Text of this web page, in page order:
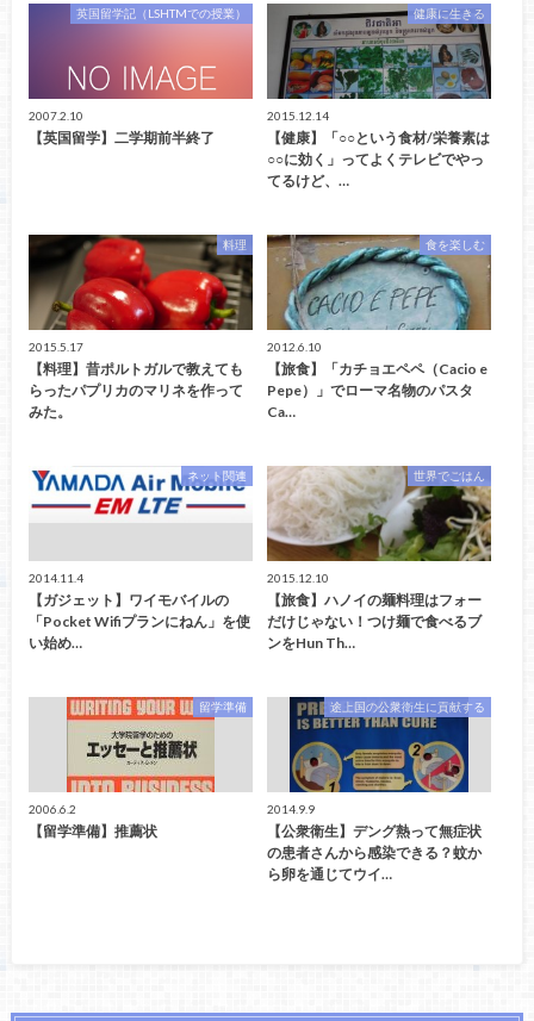
英国留学記（LSHTMでの授業）
2007.2.10
【英国留学】二学期前半終了
健康に生きる
2015.12.14
【健康】「○○という食材/栄養素は
○○に効く」ってよくテレビでやっ
てるけど、…
料理
2015.5.17
【料理】昔ポルトガルで教えても
らったパプリカのマリネを作って
みた。
食を楽しむ
2012.6.10
【旅食】「カチョエペペ（Cacio e
Pepe）」でローマ名物のパスタ
Ca…
ネット関連
2014.11.4
【ガジェット】ワイモバイルの
「Pocket Wifiプランにねん」を使
い始め…
世界でごはん
2015.12.10
【旅食】ハノイの麺料理はフォー
だけじゃない！つけ麺で食べるブ
ンをHun Th…
留学準備
2006.6.2
【留学準備】推薦状
途上国の公衆衛生に貢献する
2014.9.9
【公衆衛生】デング熱って無症状
の患者さんから感染できる？蚊か
ら卵を通じてウイ…